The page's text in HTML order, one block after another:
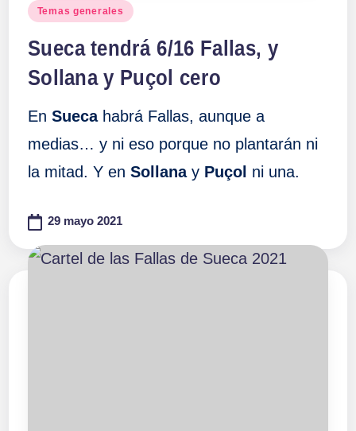
Publicado
Temas generales
Sueca tendrá 6/16 Fallas, y
Sollana y Puçol cero
En Sueca habrá Fallas, aunque a
medias… y ni eso porque no plantarán ni
la mitad. Y en Sollana y Puçol ni una.
29 mayo 2021